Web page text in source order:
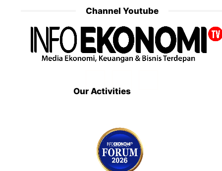
Channel Youtube
Our Activities